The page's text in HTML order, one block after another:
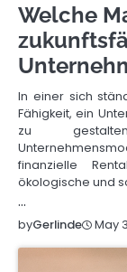
Welche
In einer sich
Fähigkeit, ein
zu
finanzielle
ökologische und
…
byGerlinde May